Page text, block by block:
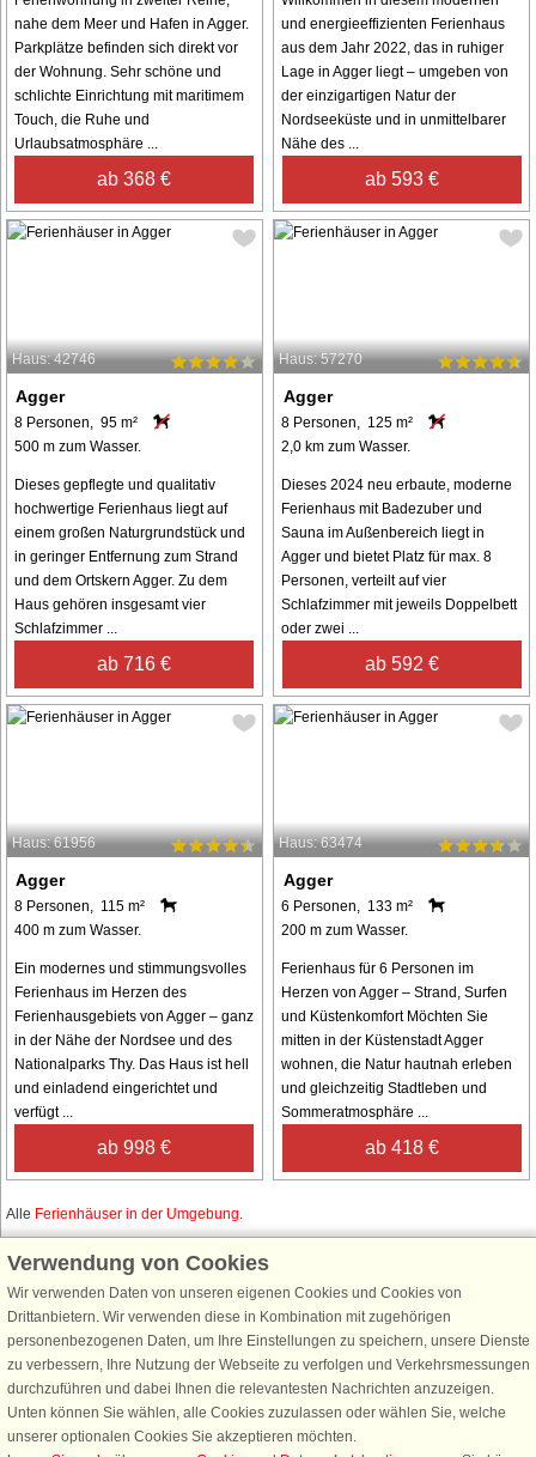
nahe dem Meer und Hafen in Agger.
Parkplätze befinden sich direkt vor
der Wohnung. Sehr schöne und
schlichte Einrichtung mit maritimem
Touch, die Ruhe und
Urlaubsatmosphäre ...
ab 368 €
und energieeffizienten Ferienhaus
aus dem Jahr 2022, das in ruhiger
Lage in Agger liegt – umgeben von
der einzigartigen Natur der
Nordseeküste und in unmittelbarer
Nähe des ...
ab 593 €
Haus: 42746
Agger
8 Personen, 95 m²
500 m zum Wasser.
Dieses gepflegte und qualitativ
hochwertige Ferienhaus liegt auf
einem großen Naturgrundstück und
in geringer Entfernung zum Strand
und dem Ortskern Agger. Zu dem
Haus gehören insgesamt vier
Schlafzimmer ...
ab 716 €
Haus: 57270
Agger
8 Personen, 125 m²
2,0 km zum Wasser.
Dieses 2024 neu erbaute, moderne
Ferienhaus mit Badezuber und
Sauna im Außenbereich liegt in
Agger und bietet Platz für max. 8
Personen, verteilt auf vier
Schlafzimmer mit jeweils Doppelbett
oder zwei ...
ab 592 €
Haus: 61956
Agger
8 Personen, 115 m²
400 m zum Wasser.
Ein modernes und stimmungsvolles
Ferienhaus im Herzen des
Ferienhausgebiets von Agger – ganz
in der Nähe der Nordsee und des
Nationalparks Thy. Das Haus ist hell
und einladend eingerichtet und
verfügt ...
ab 998 €
Haus: 63474
Agger
6 Personen, 133 m²
200 m zum Wasser.
Ferienhaus für 6 Personen im
Herzen von Agger – Strand, Surfen
und Küstenkomfort Möchten Sie
mitten in der Küstenstadt Agger
wohnen, die Natur hautnah erleben
und gleichzeitig Stadtleben und
Sommeratmosphäre ...
ab 418 €
Alle Ferienhäuser in der Umgebung.
Schließen Sie sich 100.000 Ferienhaus-Fans an
Erhalten Sie einen Willkommensgutschein von 25 €für Ihren nächsten
Ferienhausurlaub - melden Sie sich einfach für den DanCenter Newsletter
an. Verpassen Sie nie wieder exklusive Angebote, Gewinnspiele und
Urlaubstipps!
Verwendung von Cookies
Wir verwenden Daten von unseren eigenen Cookies und Cookies von
Drittanbietern. Wir verwenden diese in Kombination mit zugehörigen
personenbezogenen Daten, um Ihre Einstellungen zu speichern, unsere Dienste
zu verbessern, Ihre Nutzung der Webseite zu verfolgen und Verkehrsmessungen
durchzuführen und dabei Ihnen die relevantesten Nachrichten anzuzeigen.
Unten können Sie wählen, alle Cookies zuzulassen oder wählen Sie, welche
unserer optionalen Cookies Sie akzeptieren möchten.